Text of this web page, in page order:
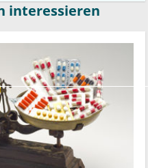
interessieren